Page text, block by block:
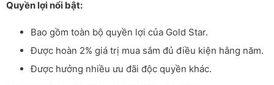
Quyền lợi nổi bật:
Bao gồm toàn bộ quyền lợi của Gold Star.
Được hoàn 2% giá trị mua sắm đủ điều kiện hằng năm.
Được hưởng nhiều ưu đãi độc quyền khác.